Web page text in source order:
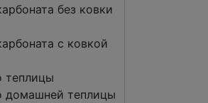
без ковки
с ковкой
теплицы
домашней теплицы